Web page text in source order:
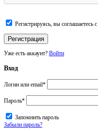
Регистрируясь, вы соглашаетесь с
Уже есть аккаунт? Войти
Вход
Логин или email*
Пароль*
Запомнить пароль
Забыли пароль?